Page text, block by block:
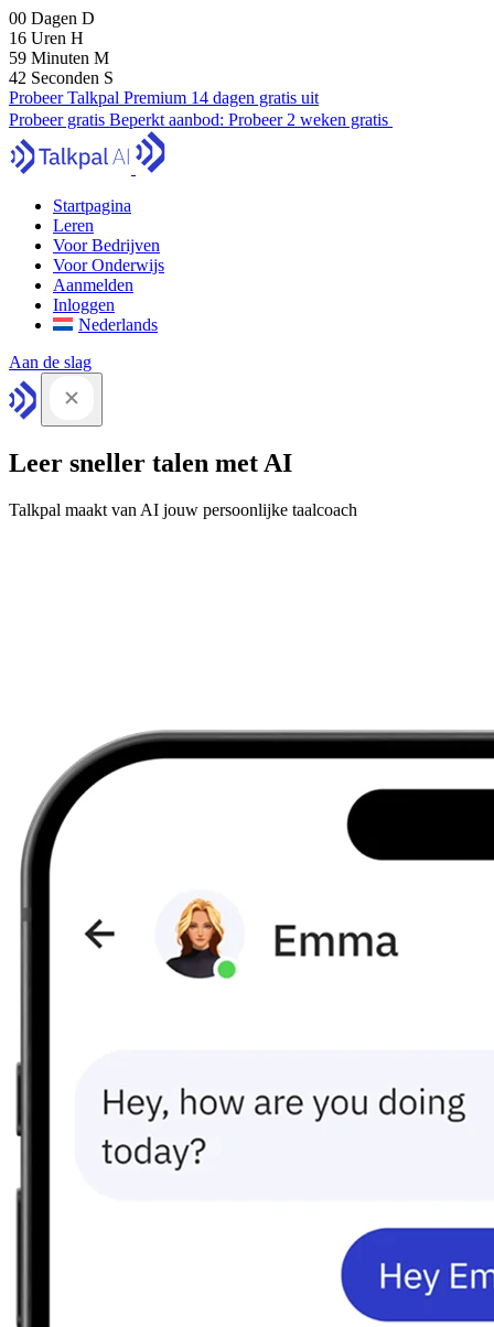
00 Dagen D
16 Uren H
59 Minuten M
41 Seconden S
Probeer Talkpal Premium 14 dagen gratis uit
Probeer gratis Beperkt aanbod: Probeer 2 weken gratis
Startpagina
Leren
Voor Bedrijven
Voor Onderwijs
Aanmelden
Inloggen
Nederlands
Aan de slag
Leer sneller talen met AI
Talkpal maakt van AI jouw persoonlijke taalcoach